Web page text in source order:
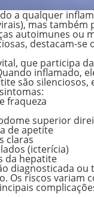
a qualquer
mas
autoimunes ou
destacam-
que participa
inflamado,
são
fraqueza
superior
de apetite
claras
(icterícia)
da hepatite
diagnosticada
Os riscos variam